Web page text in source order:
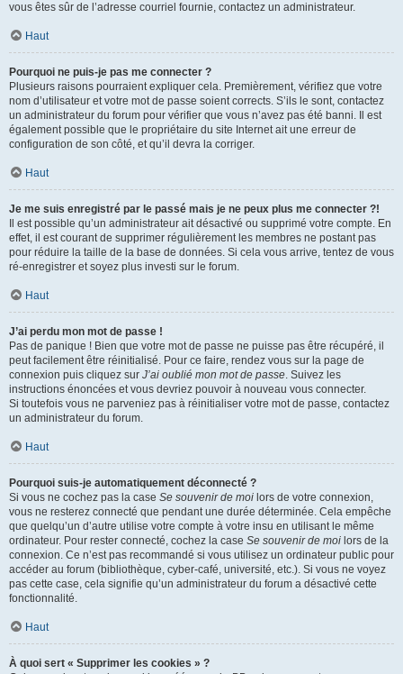
vous êtes sûr de l’adresse courriel fournie, contactez un administrateur.
Haut
Pourquoi ne puis-je pas me connecter ?
Plusieurs raisons pourraient expliquer cela. Premièrement, vérifiez que votre
nom d’utilisateur et votre mot de passe soient corrects. S’ils le sont, contactez
un administrateur du forum pour vérifier que vous n’avez pas été banni. Il est
également possible que le propriétaire du site Internet ait une erreur de
configuration de son côté, et qu’il devra la corriger.
Haut
Je me suis enregistré par le passé mais je ne peux plus me connecter ?!
Il est possible qu’un administrateur ait désactivé ou supprimé votre compte. En
effet, il est courant de supprimer régulièrement les membres ne postant pas
pour réduire la taille de la base de données. Si cela vous arrive, tentez de vous
ré-enregistrer et soyez plus investi sur le forum.
Haut
J’ai perdu mon mot de passe !
Pas de panique ! Bien que votre mot de passe ne puisse pas être récupéré, il
peut facilement être réinitialisé. Pour ce faire, rendez vous sur la page de
connexion puis cliquez sur J’ai oublié mon mot de passe. Suivez les
instructions énoncées et vous devriez pouvoir à nouveau vous connecter.
Si toutefois vous ne parveniez pas à réinitialiser votre mot de passe, contactez
un administrateur du forum.
Haut
Pourquoi suis-je automatiquement déconnecté ?
Si vous ne cochez pas la case Se souvenir de moi lors de votre connexion,
vous ne resterez connecté que pendant une durée déterminée. Cela empêche
que quelqu’un d’autre utilise votre compte à votre insu en utilisant le même
ordinateur. Pour rester connecté, cochez la case Se souvenir de moi lors de la
connexion. Ce n’est pas recommandé si vous utilisez un ordinateur public pour
accéder au forum (bibliothèque, cyber-café, université, etc.). Si vous ne voyez
pas cette case, cela signifie qu’un administrateur du forum a désactivé cette
fonctionnalité.
Haut
À quoi sert « Supprimer les cookies » ?